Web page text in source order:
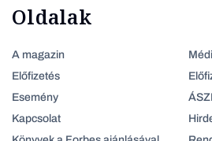
Oldalak
A magazin
Előfizetés
Esemény
Kapcsolat